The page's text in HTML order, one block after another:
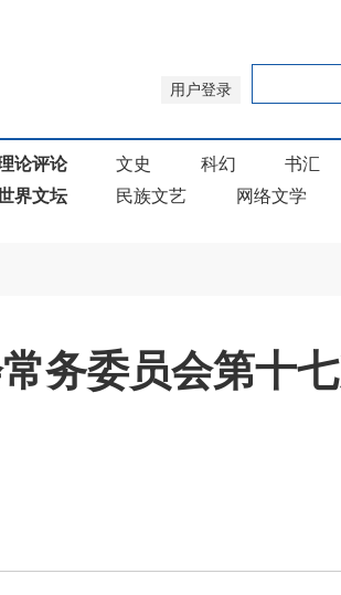
用户登录
论评论 文史 科幻
书汇
界文坛
民族文艺 网络文学
务委员会第十